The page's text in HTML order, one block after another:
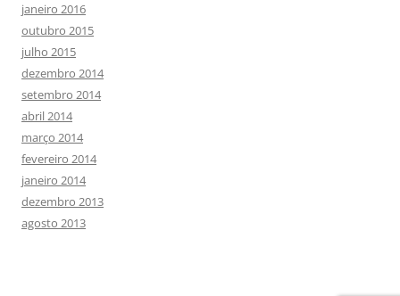
janeiro 2016
outubro 2015
julho 2015
dezembro 2014
setembro 2014
abril 2014
março 2014
fevereiro 2014
janeiro 2014
dezembro 2013
agosto 2013